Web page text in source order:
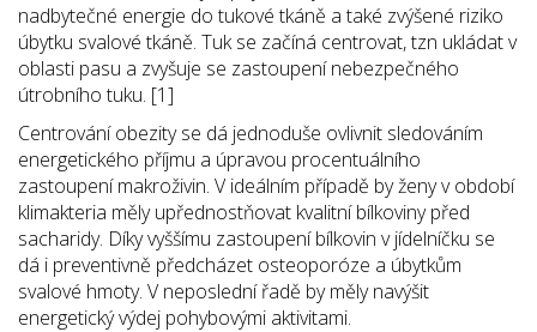
nadbytečné energie do tukové tkáně a také zvýšené riziko
úbytku svalové tkáně. Tuk se začíná centrovat, tzn ukládat v
oblasti pasu a zvyšuje se zastoupení nebezpečného
útrobního tuku. [1]
Centrování obezity se dá jednoduše ovlivnit sledováním
energetického příjmu a úpravou procentuálního
zastoupení makroživin. V ideálním případě by ženy v období
klimakteria měly upřednostňovat kvalitní bílkoviny před
sacharidy. Díky vyššímu zastoupení bílkovin v jídelníčku se
dá i preventivně předcházet osteoporóze a úbytkům
svalové hmoty. V neposlední řadě by měly navýšit
energetický výdej pohybovými aktivitami.